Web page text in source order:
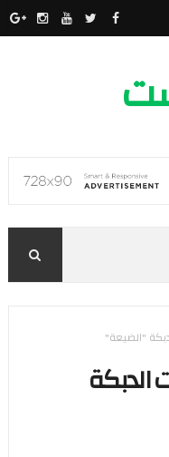
"الضيعة"
الدبكة